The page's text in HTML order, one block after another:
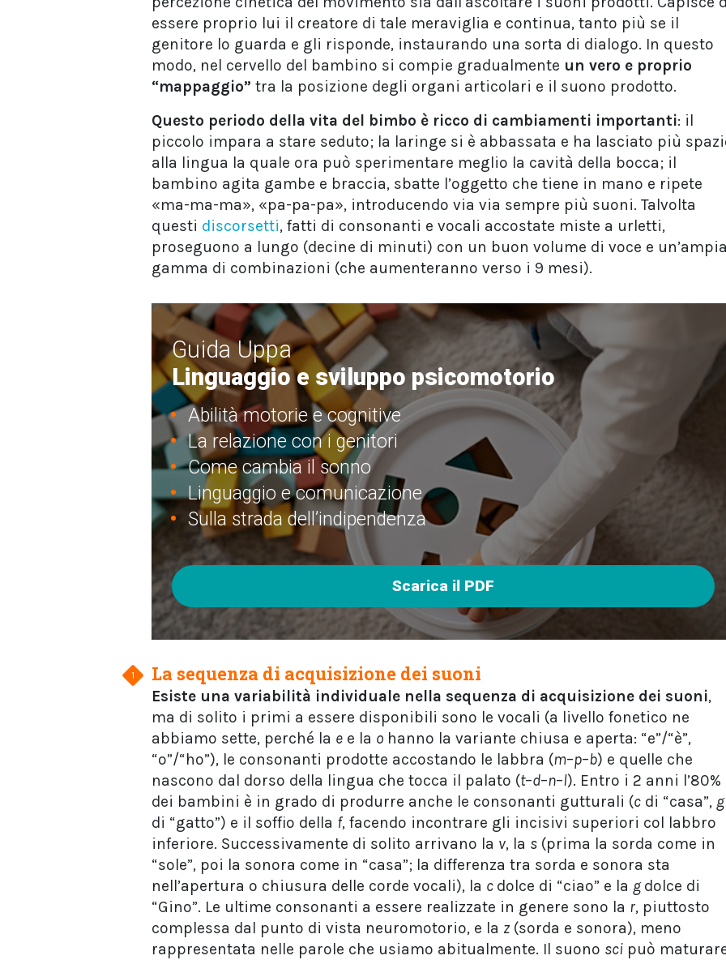
essere proprio lui il creatore di tale meraviglia e continua, tanto più se il
genitore lo guarda e gli risponde, instaurando una sorta di dialogo. In questo
modo, nel cervello del bambino si compie gradualmente un vero e proprio
“mappaggio” tra la posizione degli organi articolari e il suono prodotto.
Questo periodo della vita del bimbo è ricco di cambiamenti importanti: il
piccolo impara a stare seduto; la laringe si è abbassata e ha lasciato più
alla lingua la quale ora può sperimentare meglio la cavità della bocca; il
bambino agita gambe e braccia, sbatte l’oggetto che tiene in mano e ripete
«ma-ma-ma», «pa-pa-pa», introducendo via via sempre più suoni. Talvolta
questi discorsetti, fatti di consonanti e vocali accostate miste a urletti,
proseguono a lungo (decine di minuti) con un buon volume di voce e
gamma di combinazioni (che aumenteranno verso i 9 mesi).
Guida Uppa
Linguaggio e sviluppo psicomotorio
Abilità motorie e cognitive
La relazione con i genitori
Come cambia il sonno
Linguaggio e comunicazione
Sulla strada dell’indipendenza
Scarica il PDF
La sequenza di acquisizione dei suoni
Esiste una variabilità individuale nella sequenza di acquisizione dei suoni,
ma di solito i primi a essere disponibili sono le vocali (a livello fonetico ne
abbiamo sette, perché la e e la o hanno la variante chiusa e aperta: “e”/“è”,
“o”/“ho”), le consonanti prodotte accostando le labbra (m–p–b) e quelle che
nascono dal dorso della lingua che tocca il palato (t–d–n–l). Entro i 2 anni l’80%
dei bambini è in grado di produrre anche le consonanti gutturali (c di “casa”, g
di “gatto”) e il soffio della f, facendo incontrare gli incisivi superiori col labbro
inferiore. Successivamente di solito arrivano la v, la s (prima la sorda come in
“sole”, poi la sonora come in “casa”; la differenza tra sorda e sonora sta
nell’apertura o chiusura delle corde vocali), la c dolce di “ciao” e la gdolce di
“Gino”. Le ultime consonanti a essere realizzate in genere sono la r, piuttosto
complessa dal punto di vista neuromotorio, e la z(sorda e sonora), meno
rappresentata nelle parole che usiamo abitualmente. Il suono sci può